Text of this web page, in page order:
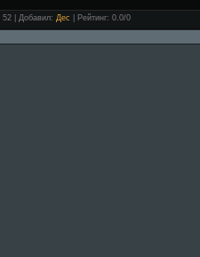
52 Добавил: Дес Рейтинг: 0.0/0